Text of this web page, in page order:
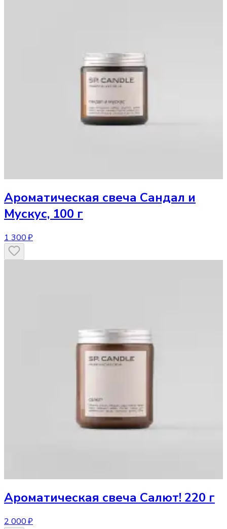
Ароматическая свеча Сандал и
Мускус, 100 г
1 300 ₽
Ароматическая свеча Салют! 220 г
2 000 ₽